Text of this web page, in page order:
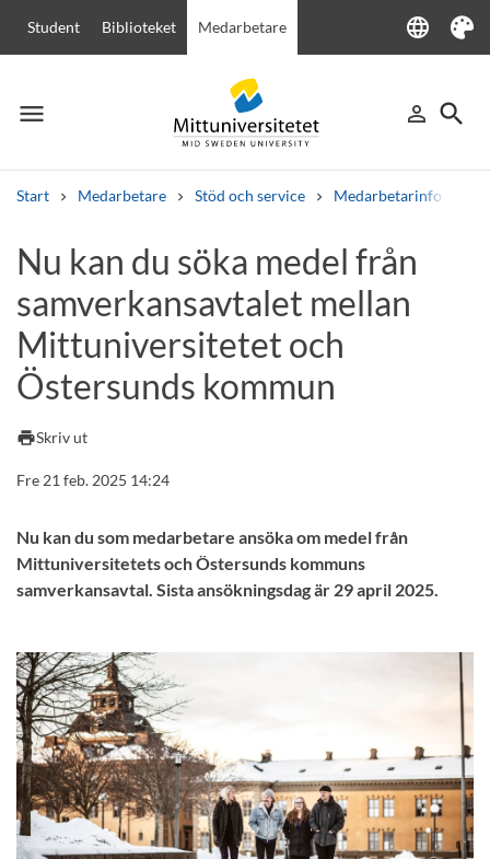
Student Biblioteket Medarbetare language
Language
Tema
menu
Meny person_outline
Logga in
search
Sök
Start Medarbetare Stöd och service Medarbetarinfo
Andra söktjänster
Kurser och program Kursplaner VälkomstbrevPersonal
Lediga jobb
Nu kan du söka medel från
samverkansavtalet mellan
Mittuniversitetet och
Östersunds kommun
printSkriv ut
Fre 21 feb. 2025 14:24
Nu kan du som medarbetare ansöka om medel från
Mittuniversitetets och Östersunds kommuns
samverkansavtal. Sista ansökningsdag är 29 april 2025.